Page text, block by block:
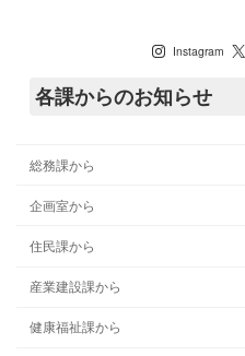
Instagram
各課からのお知らせ
総務課から
企画室から
住民課から
産業建設課から
健康福祉課から